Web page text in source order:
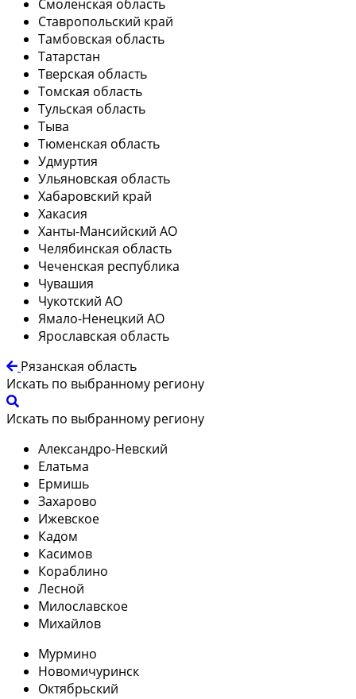
Смоленская область
Ставропольский край
Тамбовская область
Татарстан
Тверская область
Томская область
Тульская область
Тыва
Тюменская область
Удмуртия
Ульяновская область
Хабаровский край
Хакасия
Ханты-Мансийский АО
Челябинская область
Чеченская республика
Чувашия
Чукотский АО
Ямало-Ненецкий АО
Ярославская область
Рязанская область
Искать по выбранному региону
Искать по выбранному региону
Александро-Невский
Елатьма
Ермишь
Захарово
Ижевское
Кадом
Касимов
Кораблино
Лесной
Милославское
Михайлов
Мурмино
Новомичуринск
Октябрьский